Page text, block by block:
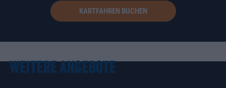
KARTFAHREN BUCHEN
WEITERE ANGEBOTE